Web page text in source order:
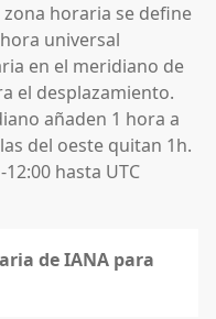
horaria se define
universal
en el meridiano de
el desplazamiento.
añaden 1 hora a
del oeste quitan 1h.
hasta UTC
de IANA para